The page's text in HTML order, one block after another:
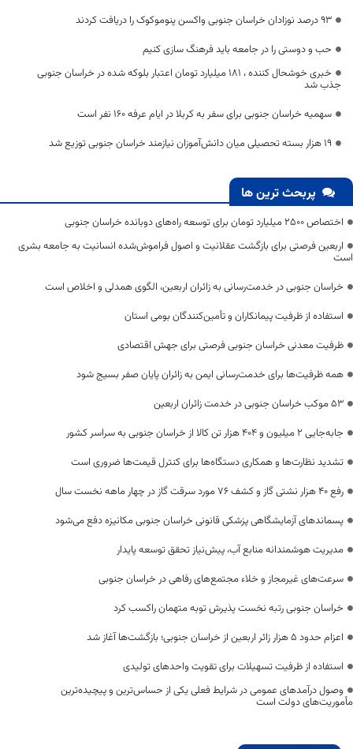
۹۳ درصد نوزادان خراسان جنوبی واکسن پنوموکوک را دریافت کردند
حب و دوستی را در جامعه باید فرهنگ سازی کنیم
خبری خوشحال کننده ، ۱۸۱ میلیارد تومان اعتبار بلوکه شده در خراسان جنوبی
جذب شد
سهمیه خراسان جنوبی برای سفر به کربلا در ایام عرفه ۱۶۰ نفر است
۱۹ هزار بسته تحصیلی میان دانش‌آموزان نیازمند خراسان جنوبی توزیع شد
پربحث ترین ها
اختصاص 2500 میلیارد تومان برای توسعه راه‌های دوبانده خراسان جنوبی
اربعین فرصتی برای بازگشت عقلانیت و اصول فراموش‌شده انسانیت به جامعه بشری
است
خراسان جنوبی در خدمت‌رسانی به زائران اربعین، الگوی همدلی و اخلاص است
استفاده از ظرفیت پیمانکاران و تأمین‌کنندگان بومی استان
ظرفیت معدنی خراسان جنوبی فرصتی برای جهش اقتصادی
همه ظرفیت‌ها برای خدمت‌رسانی ایمن به زائران پایان صفر بسیج شود
53 موکب خراسان جنوبی در خدمت زائران اربعین
جابه‌جایی 2 میلیون و 404 هزار تن کالا از خراسان جنوبی به سراسر کشور
تشدید نظارت‌ها و همکاری دستگاه‌ها برای کنترل قیمت‌ها ضروری است
رفع 40 هزار نشتی گاز و کشف 76 مورد سرقت گاز در چهار ماهه نخست سال
پسماندهای آزمایشگاهی پزشکی قانونی خراسان جنوبی مکانیزه دفع می‌شود
مدیریت هوشمندانه منابع آب، پیش‌نیاز تحقق توسعه پایدار
سرعت‌های غیرمجاز و خلاء مجتمع‌های رفاهی در خراسان جنوبی
خراسان جنوبی رتبه نخست پذیرش توبه متهمان راکسب کرد
اعزام حدود 5 هزار زائر اربعین از خراسان جنوبی؛ بازگشت‌ها آغاز شد
استفاده از ظرفیت تسهیلات برای تقویت واحدهای تولیدی
وصول درآمدهای عمومی در شرایط فعلی یکی از حساس‌ترین و پیچیده‌ترین
مأموریت‌های دولت است